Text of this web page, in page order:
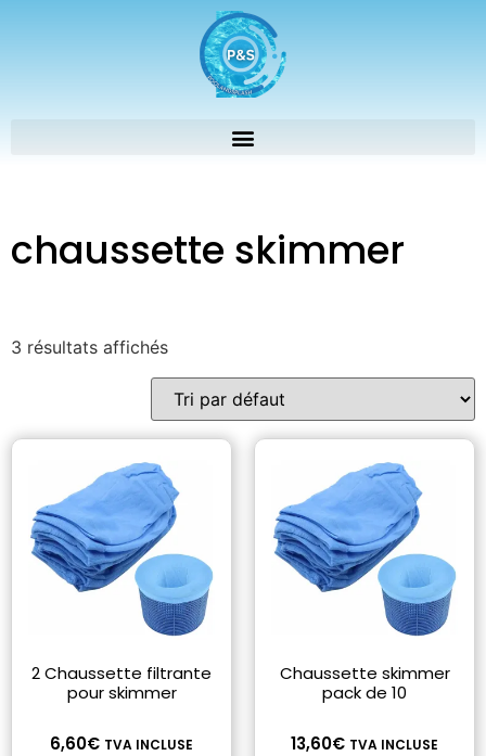
chaussette skimmer
3 résultats affichés
2 Chaussette filtrante
pour skimmer
6,60€ TVA INCLUSE
Chaussette skimmer
pack de 10
13,60€ TVA INCLUSE